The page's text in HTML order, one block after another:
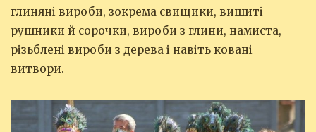
глиняні вироби, зокрема свищики, вишиті
рушники й сорочки, вироби з глини, намиста,
різьблені вироби з дерева і навіть ковані
витвори.